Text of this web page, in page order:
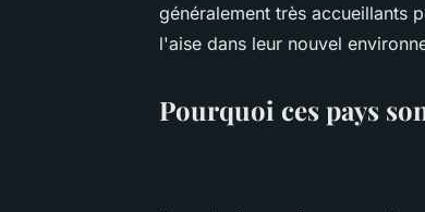
généralement très accueillants
l'aise dans leur nouvel
Pourquoi ces pays